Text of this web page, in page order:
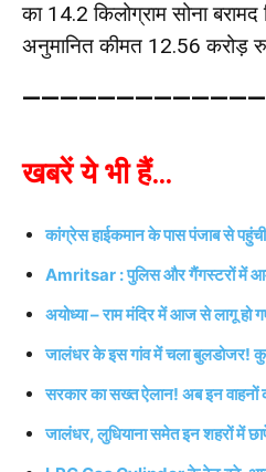
का 14.2 किलोग्राम सोना
अनुमानित कीमत 12.56 करोड़
खबरें ये भी हैं…
कांग्रेस हाईकमान के पास पंजाब से पहुंची
Amritsar : पुलिस और गैंगस्टरों में
अयोध्या – राम मंदिर में आज से लागू
जालंधर के इस गांव में चला बुलडोजर!
सरकार का सख्त ऐलान! अब इन
जालंधर, लुधियाना समेत इन शहरों में